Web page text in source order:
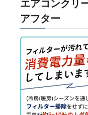
エアコンクリ
アフター